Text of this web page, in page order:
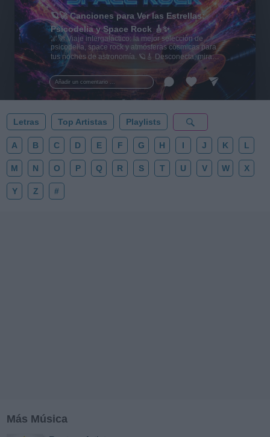
Añadir un comentario ...
🪐🚀 Canciones para Ver las Estrellas:
Psicodelia y Space Rock 🎸✨
🌌🚀 Viaje intergaláctico: la mejor selección de
psicodelia, space rock y atmósferas cósmicas para
tus noches de astronomía. 🪐🎸 Desconecta, mira
al firmamento y siente la gravedad cero. 💾 ¡Guarda
esta colección para tu próxima noche estrellada!
✨⭐
Letras Top Artistas Playlists
A B C D E F G H I J K L
M N O P Q R S T U V W X
Y Z #
Más Música